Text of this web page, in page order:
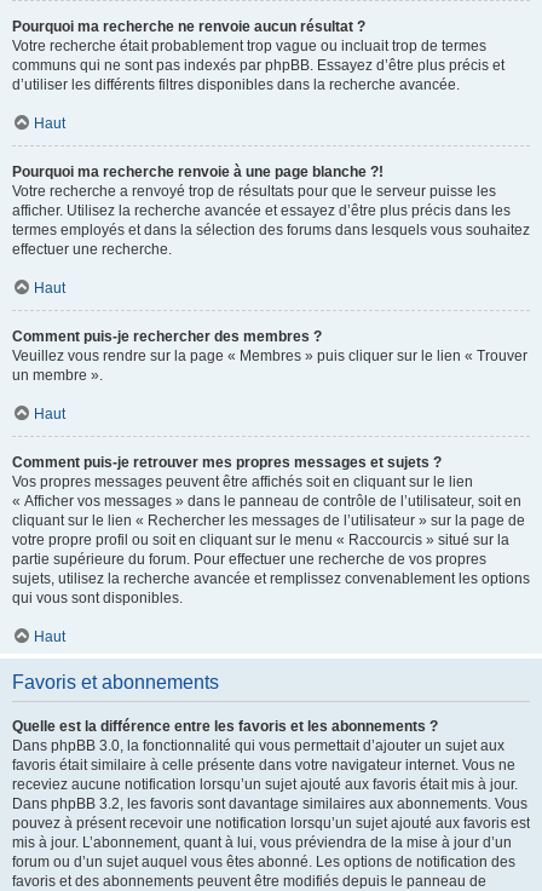
Pourquoi ma recherche ne renvoie aucun résultat ?
Votre recherche était probablement trop vague ou incluait trop de termes
communs qui ne sont pas indexés par phpBB. Essayez d’être plus précis et
d’utiliser les différents filtres disponibles dans la recherche avancée.
Haut
Pourquoi ma recherche renvoie à une page blanche ?!
Votre recherche a renvoyé trop de résultats pour que le serveur puisse les
afficher. Utilisez la recherche avancée et essayez d’être plus précis dans les
termes employés et dans la sélection des forums dans lesquels vous souhaitez
effectuer une recherche.
Haut
Comment puis-je rechercher des membres ?
Veuillez vous rendre sur la page « Membres » puis cliquer sur le lien « Trouver
un membre ».
Haut
Comment puis-je retrouver mes propres messages et sujets ?
Vos propres messages peuvent être affichés soit en cliquant sur le lien
« Afficher vos messages » dans le panneau de contrôle de l’utilisateur, soit en
cliquant sur le lien « Rechercher les messages de l’utilisateur » sur la page de
votre propre profil ou soit en cliquant sur le menu « Raccourcis » situé sur la
partie supérieure du forum. Pour effectuer une recherche de vos propres
sujets, utilisez la recherche avancée et remplissez convenablement les options
qui vous sont disponibles.
Haut
Favoris et abonnements
Quelle est la différence entre les favoris et les abonnements ?
Dans phpBB 3.0, la fonctionnalité qui vous permettait d’ajouter un sujet aux
favoris était similaire à celle présente dans votre navigateur internet. Vous ne
receviez aucune notification lorsqu’un sujet ajouté aux favoris était mis à jour.
Dans phpBB 3.2, les favoris sont davantage similaires aux abonnements. Vous
pouvez à présent recevoir une notification lorsqu’un sujet ajouté aux favoris est
mis à jour. L’abonnement, quant à lui, vous préviendra de la mise à jour d’un
forum ou d’un sujet auquel vous êtes abonné. Les options de notification des
favoris et des abonnements peuvent être modifiés depuis le panneau de